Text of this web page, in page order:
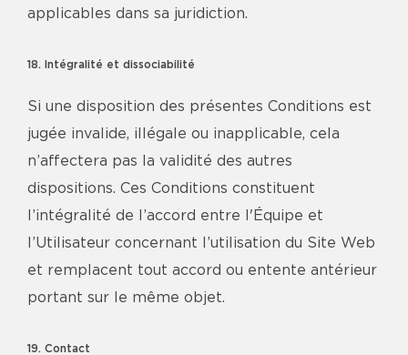
applicables dans sa juridiction.
18. Intégralité et dissociabilité
Si une disposition des présentes Conditions est
jugée invalide, illégale ou inapplicable, cela
n’affectera pas la validité des autres
dispositions. Ces Conditions constituent
l’intégralité de l’accord entre l'Équipe et
l’Utilisateur concernant l’utilisation du Site Web
et remplacent tout accord ou entente antérieur
portant sur le même objet.
19. Contact